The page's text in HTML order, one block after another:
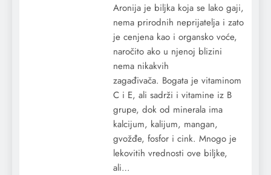
Aronija je biljka koja se lako gaji,
nema prirodnih neprijatelja i zato
je cenjena kao i organsko voće,
naročito ako u njenoj blizini
nema nikakvih
zagađivača. Bogata je vitaminom
C i E, ali sadrži i vitamine iz B
grupe, dok od minerala ima
kalcijum, kalijum, mangan,
gvožđe, fosfor i cink. Mnogo je
lekovitih vrednosti ove biljke,
ali…